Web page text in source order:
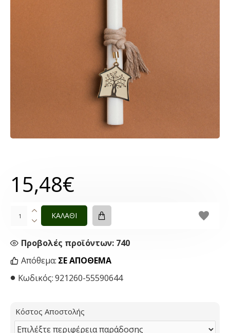
Απόθεμα: ΣΕ ΑΠΌΘΕΜΑ
Κωδικός:921260-55590644
Προβολές προϊόντων: 740
15,48€
ΚΑΛΑΘΙ
Κόστος Αποστολής